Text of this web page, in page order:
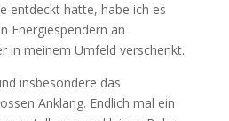
entdeckt hatte, habe ich es
Energiespendern an
in meinem Umfeld verschenkt.
insbesondere das
Anklang. Endlich mal ein